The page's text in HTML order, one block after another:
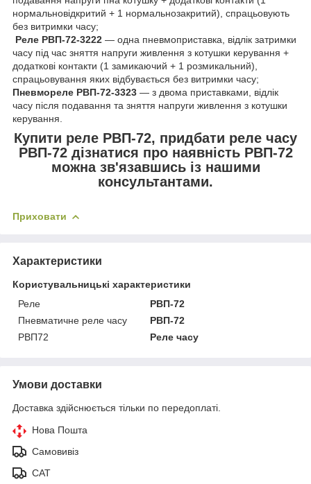
нормальновідкритий + 1 нормальнозакритий), спрацьовують
без витримки часу;
Реле РВП-72-3222 — одна пневмоприставка, відлік затримки
часу під час зняття напруги живлення з котушки керування +
додаткові контакти (1 замикаючий + 1 розмикальний),
спрацьовування яких відбувається без витримки часу;
Пневмореле РВП-72-3323 — з двома приставками, відлік
часу після подавання та зняття напруги живлення з котушки
керування.
Купити реле РВП-72, придбати реле часу
РВП-72 дізнатися про наявність РВП-72
можна зв'язавшись із нашими
консультантами.
Приховати
Характеристики
Користувальницькі характеристики
Реле
РВП-72
Пневматичне реле часу
РВП-72
РВП72
Реле часу
Умови доставки
Доставка здійснюється тільки по передоплаті.
Нова Пошта
Самовивіз
САТ